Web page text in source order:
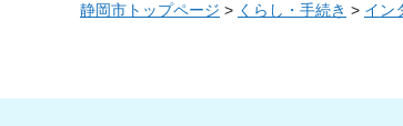
静岡市トップページ > くらし・手続き > イン